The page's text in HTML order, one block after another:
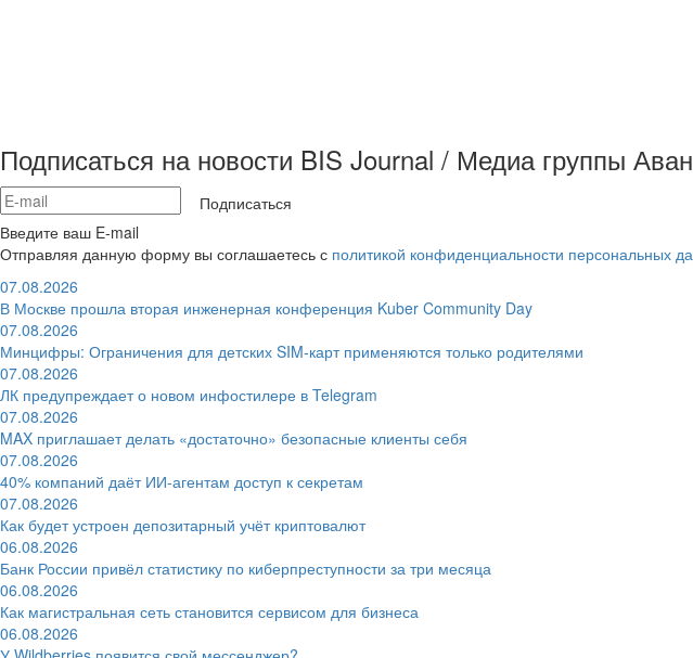
Подписаться на новости BIS Journal / Медиа группы
Подписаться
Введите ваш E-mail
Отправляя данную форму вы соглашаетесь с политикой конфиденциальности персональных
07.08.2026
В Москве прошла вторая инженерная конференция Kuber Community Day
07.08.2026
Минцифры: Ограничения для детских SIM-карт применяются только родителями
07.08.2026
ЛК предупреждает о новом инфостилере в Telegram
07.08.2026
MAX приглашает делать «достаточно» безопасные клиенты себя
07.08.2026
40% компаний даёт ИИ‑агентам доступ к секретам
07.08.2026
Как будет устроен депозитарный учёт криптовалют
06.08.2026
Банк России привёл статистику по киберпреступности за три месяца
06.08.2026
Как магистральная сеть становится сервисом для бизнеса
06.08.2026